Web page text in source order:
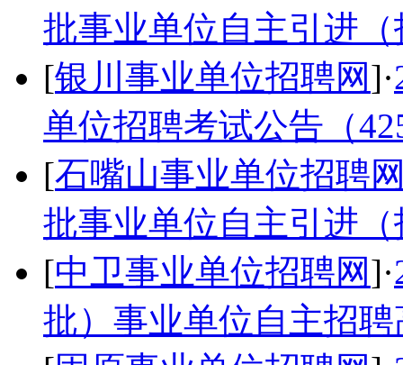
批事业单位自主引进
[银川事业单位招聘网]·
单位招聘考试公告（
[石嘴山事业单位招聘
批事业单位自主引进
[中卫事业单位招聘网]·
批）事业单位自主招